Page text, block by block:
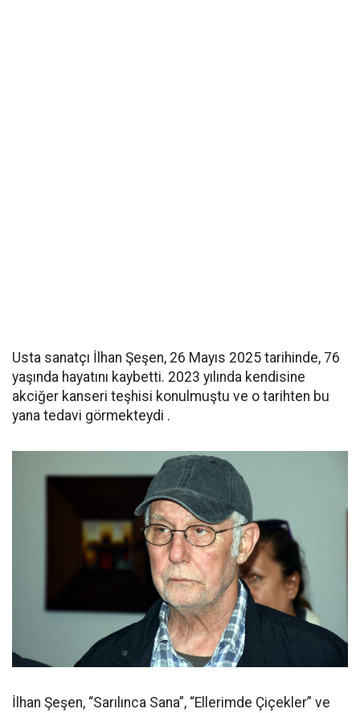
Usta sanatçı İlhan Şeşen, 26 Mayıs 2025 tarihinde, 76
yaşında hayatını kaybetti. 2023 yılında kendisine
akciğer kanseri teşhisi konulmuştu ve o tarihten bu
yana tedavi görmekteydi .
İlhan Şeşen, “Sarılınca Sana”, “Ellerimde Çiçekler” ve